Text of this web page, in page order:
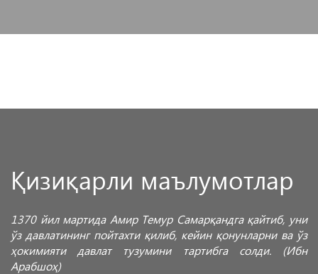
Қизиқарли маълумотлар
1370 йил мартида Амир Темур Самарқандга қайтиб, уни
ўз давлатининг пойтахти қилиб, кейин қонунларни ва ўз
ҳокимияти давлат тузумини тартибга солди. (Ибн
Арабшоҳ)